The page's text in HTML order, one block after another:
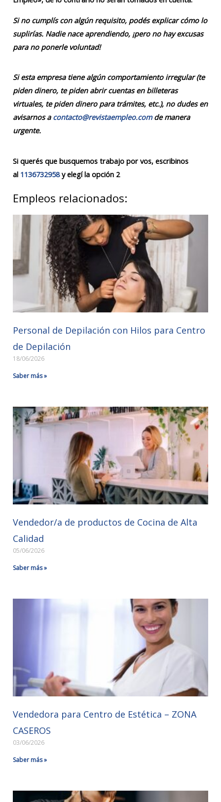
Si no cumplís con algún requisito, podés explicar cómo lo
suplirías. Nadie nace aprendiendo, ¡pero no hay excusas
para no ponerle voluntad!
Si esta empresa tiene algún comportamiento irregular (te
piden dinero, te piden abrir cuentas en billeteras
virtuales, te piden dinero para trámites, etc.), no dudes en
avisarnos a contacto@revistaempleo.comde manera
urgente.
Si querés que busquemos trabajo por vos, escribinos
al 1136732958y elegí la opción 2
Empleos relacionados:
Personal de Depilación con Hilos para Centro
de Depilación
18/06/2026
Saber más »
Vendedor/a de productos de Cocina de Alta
Calidad
05/06/2026
Saber más »
Vendedora para Centro de Estética – ZONA
CASEROS
03/06/2026
Saber más »